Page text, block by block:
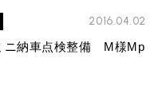
2016.04.02
ニ納車点検整備 M様Mp